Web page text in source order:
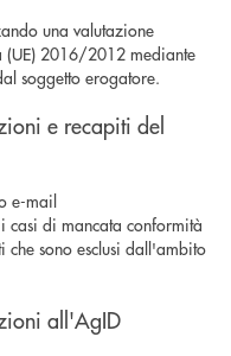
una valutazione
(UE) 2016/2012 mediante
soggetto erogatore.
e recapiti del
e-mail
di mancata conformità
sono esclusi dall'ambito
all'AgID